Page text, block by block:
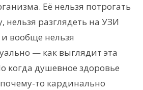
Её нельзя потрогать
нельзя разглядеть на УЗИ
вообще нельзя
— как выглядит эта
когда душевное здоровье
почему-то кардинально